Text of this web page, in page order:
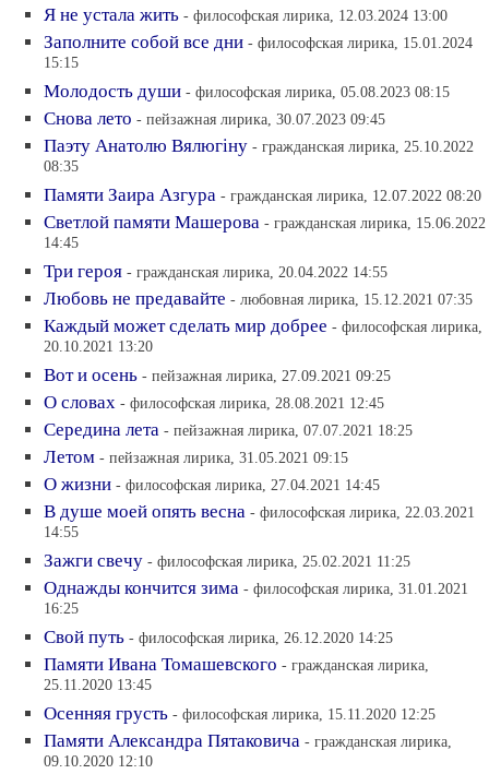
Я не устала жить - философская лирика, 12.03.2024 13:00
Заполните собой все дни - философская лирика, 15.01.2024
15:15
Молодость души - философская лирика, 05.08.2023 08:15
Снова лето - пейзажная лирика, 30.07.2023 09:45
Паэту Анатолю Вялюгiну - гражданская лирика, 25.10.2022
08:35
Памяти Заира Азгура - гражданская лирика, 12.07.2022 08:20
Светлой памяти Машерова - гражданская лирика, 15.06.2022
14:45
Три героя - гражданская лирика, 20.04.2022 14:55
Любовь не предавайте - любовная лирика, 15.12.2021 07:35
Каждый может сделать мир добрее - философская лирика,
20.10.2021 13:20
Вот и осень - пейзажная лирика, 27.09.2021 09:25
О словах - философская лирика, 28.08.2021 12:45
Середина лета - пейзажная лирика, 07.07.2021 18:25
Летом - пейзажная лирика, 31.05.2021 09:15
О жизни - философская лирика, 27.04.2021 14:45
В душе моей опять весна - философская лирика, 22.03.2021
14:55
Зажги свечу - философская лирика, 25.02.2021 11:25
Однажды кончится зима - философская лирика, 31.01.2021
16:25
Свой путь - философская лирика, 26.12.2020 14:25
Памяти Ивана Томашевского - гражданская лирика,
25.11.2020 13:45
Осенняя грусть - философская лирика, 15.11.2020 12:25
Памяти Александра Пятаковича - гражданская лирика,
09.10.2020 12:10